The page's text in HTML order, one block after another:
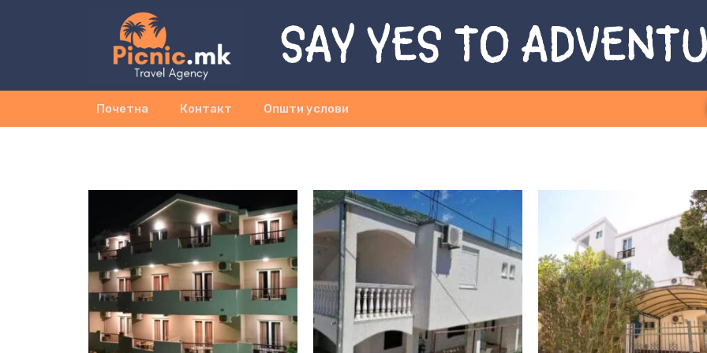
SAY YES TO
Почетна Контакт Општи услови